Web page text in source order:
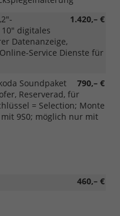
1.420,– €
digitales
Datenanzeige,
Service Dienste für
790,– €
Soundpaket
Reserverad, für
= Selection; Monte
9S0; möglich nur mit
460,– €